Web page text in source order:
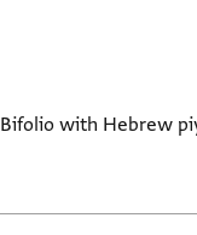
Bifolio with Hebrew